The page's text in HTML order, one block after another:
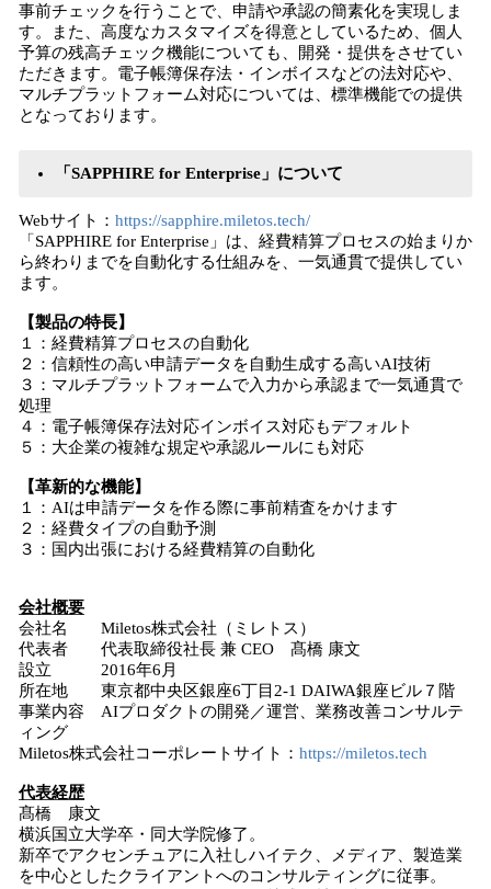
事前チェックを行うことで、申請や承認の簡素化を実現しま
す。また、高度なカスタマイズを得意としているため、個人
予算の残高チェック機能についても、開発・提供をさせてい
ただきます。電子帳簿保存法・インボイスなどの法対応や、
マルチプラットフォーム対応については、標準機能での提供
となっております。
「SAPPHIRE for Enterprise」について
Webサイト： https://sapphire.miletos.tech/
「SAPPHIRE for Enterprise」は、経費精算プロセスの始まりか
ら終わりまでを自動化する仕組みを、一気通貫で提供してい
ます。
【製品の特長】
１：経費精算プロセスの自動化
２：信頼性の高い申請データを自動生成する高いAI技術
３：マルチプラットフォームで入力から承認まで一気通貫で
処理
４：電子帳簿保存法対応インボイス対応もデフォルト
５：大企業の複雑な規定や承認ルールにも対応
【革新的な機能】
１：AIは申請データを作る際に事前精査をかけます
２：経費タイプの自動予測
３：国内出張における経費精算の自動化
会社概要
会社名 Miletos株式会社（ミレトス）
代表者 代表取締役社長 兼 CEO 髙橋 康文
設立 2016年6月
所在地 東京都中央区銀座6丁目2-1 DAIWA銀座ビル７階
事業内容 AIプロダクトの開発／運営、業務改善コンサルテ
ィング
Miletos株式会社コーポレートサイト： https://miletos.tech
代表経歴
髙橋 康文
横浜国立大学卒・同大学院修了。
新卒でアクセンチュアに入社しハイテク、メディア、製造業
を中心としたクライアントへのコンサルティングに従事。